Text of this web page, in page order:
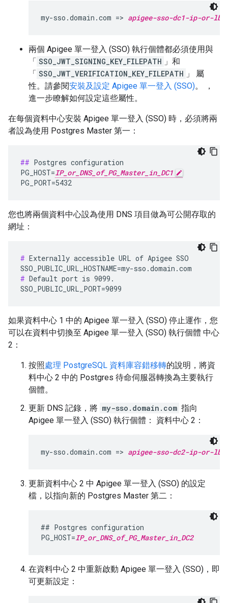
my-sso.domain.com => apigee-sso-dc1-ip-or-lb
兩個 Apigee 單一登入 (SSO) 執行個體都必須使用與
「 SSO_JWT_SIGNING_KEY_FILEPATH 」和
「 SSO_JWT_VERIFICATION_KEY_FILEPATH 」 屬
性。請參閱安裝及設定 Apigee 單一登入 (SSO)。 ，
進一步瞭解如何設定這些屬性。
在每個資料中心安裝 Apigee 單一登入 (SSO) 時，必須將兩
者設為使用 Postgres Master 第一：
## Postgres configuration
PG_HOST=IP_or_DNS_of_PG_Master_in_DC1
PG_PORT=5432
您也將兩個資料中心設為使用 DNS 項目做為可公開存取的
網址：
# Externally accessible URL of Apigee SSO
# Default port is 9099.
SSO_PUBLIC_URL_PORT=9099
如果資料中心 1 中的 Apigee 單一登入 (SSO) 停止運作，您
可以在資料中切換至 Apigee 單一登入 (SSO) 執行個體 中心
2：
按照處理 PostgreSQL 資料庫容錯移轉的說明，將資
料中心 2 中的 Postgres 待命伺服器轉換為主要執行
個體。
更新 DNS 記錄，將 my-sso.domain.com 指向
Apigee 單一登入 (SSO) 執行個體： 資料中心 2：
my-sso.domain.com => apigee-sso-dc2-ip-or-lb
更新資料中心 2 中 Apigee 單一登入 (SSO) 的設定
檔，以指向新的 Postgres Master 第二：
## Postgres configuration
PG_HOST=IP_or_DNS_of_PG_Master_in_DC2
在資料中心 2 中重新啟動 Apigee 單一登入 (SSO)，即
可更新設定：